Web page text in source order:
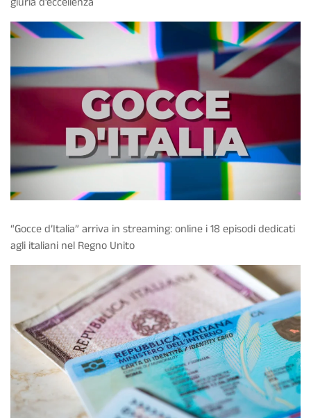
“Gocce d’Italia” arriva in streaming: online i 18 episodi dedicati
agli italiani nel Regno Unito